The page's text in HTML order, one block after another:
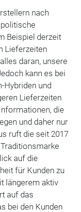
nach
Beispiel derzeit
Lieferzeiten
daran, unsere
kann es bei
Hybriden und
Lieferzeiten
die
und daher nur
ruft die seit 2017
auf die
für Kunden zu
längerem aktiv
auf das
bei den Kunden